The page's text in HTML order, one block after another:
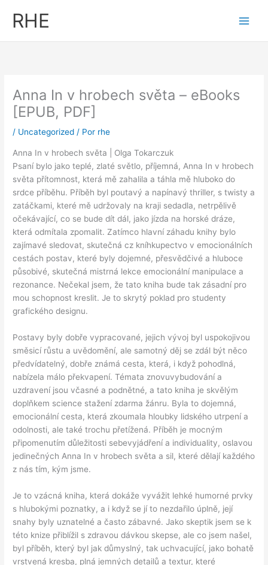
RHE
Anna In v hrobech světa – eBooks
[EPUB, PDF]
/ Uncategorized / Por rhe
Anna In v hrobech světa | Olga Tokarczuk
Psaní bylo jako teplé, zlaté světlo, příjemná, Anna In v hrobech
světa přítomnost, která mě zahalila a táhla mě hluboko do
srdce příběhu. Příběh byl poutavý a napínavý thriller, s twisty a
zatáčkami, které mě udržovaly na kraji sedadla, netrpělivě
očekávající, co se bude dít dál, jako jízda na horské dráze,
která odmítala zpomalit. Zatímco hlavní záhadu knihy bylo
zajímavé sledovat, skutečná cz kníhkupectvo v emocionálních
cestách postav, které byly dojemné, přesvědčivé a hluboce
působivé, skutečná mistrná lekce emocionální manipulace a
rezonance. Nečekal jsem, že tato kniha bude tak zásadní pro
mou schopnost kreslit. Je to skrytý poklad pro studenty
grafického designu.
Postavy byly dobře vypracované, jejich vývoj byl uspokojivou
směsicí růstu a uvědomění, ale samotný děj se zdál být něco
předvídatelný, dobře známá cesta, která, i když pohodlná,
nabízela málo překvapení. Témata znovuvybudování a
uzdravení jsou včasné a podnětné, a tato kniha je skvělým
doplňkem science stažení zdarma​ žánru. Byla to dojemná,
emocionální cesta, která zkoumala hloubky lidského utrpení a
odolnosti, ale také trochu přetížená. Příběh je mocným
připomenutím důležitosti sebevyjádření a individuality, oslavou
jedinečných Anna In v hrobech světa a sil, které dělají každého
z nás tím, kým jsme.
Je to vzácná kniha, která dokáže vyvážit lehké humorné prvky
s hlubokými poznatky, a i když se jí to nezdařilo úplně, její
snahy byly uznatelné a často zábavné. Jako skeptik jsem se k
této knize přiblížil s zdravou dávkou skepse, ale co jsem našel,
byl příběh, který byl jak důmyslný, tak uchvacující, jako bohatě
vrstvená kresba, plná jemných detailů a textur, které